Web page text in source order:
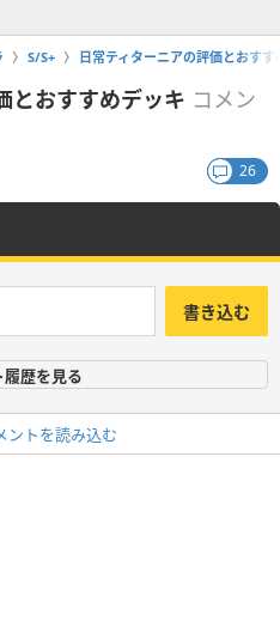
S/S+ 日常ティターニアの評価とおすす
とおすすめデッキ コメン
26
書き込む
履歴を見る
ントを読み込む